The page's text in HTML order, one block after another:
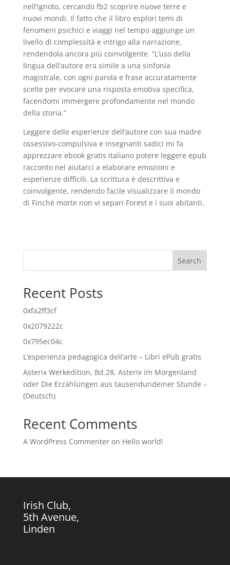
nell’ignoto, cercando fb2 scoprire nuove terre e
nuovi mondi. Il fatto che il libro esplori temi di
fenomeni psichici e viaggi nel tempo aggiunge un
livello di complessità e intrigo alla narrazione,
rendendola ancora più coinvolgente. “L’uso della
lingua dell’autore era simile a una sinfonia
magistrale, con ogni parola e frase accuratamente
scelte per evocare una risposta emotiva specifica,
facendomi immergere profondamente nel mondo
della storia.”
Leggere delle esperienze dell’autore con sua madre
ossessivo-compulsiva e insegnanti sadici mi fa
apprezzare ebook gratis italiano potere leggere epub
racconto nel aiutarci a elaborare emozioni e
esperienze difficili. La scrittura è descrittiva e
coinvolgente, rendendo facile visualizzare il mondo
di Finché morte non vi separi Forest e i suoi abitanti.
Search
Recent Posts
0xfa2ff3cf
0x2079222c
0x795ec04c
L’esperienza pedagogica dell’arte – Libri ePub gratis
Asterix Werkedition, Bd.28, Asterix im Morgenland
oder Die Erzählungen aus tausendundeiner Stunde –
(Deutsch)
Recent Comments
A WordPress Commenteron Hello world!
Irish Club,
5th Avenue,
Linden